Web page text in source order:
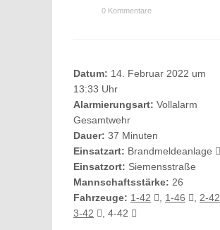
0 Kommentare
Datum: 14. Februar 2022 um
13:33 Uhr
Alarmierungsart: Vollalarm
Gesamtwehr
Dauer: 37 Minuten
Einsatzart: Brandmeldeanlage
Einsatzort: Siemensstraße
Mannschaftsstärke: 26
Fahrzeuge: 1-42 1-46 2-42
3-42
, 4-42